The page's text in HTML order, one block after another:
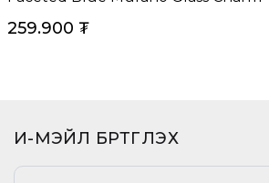
259.900 ₮
И-МЭЙЛ БҮРТГҮҮЛЭХ​